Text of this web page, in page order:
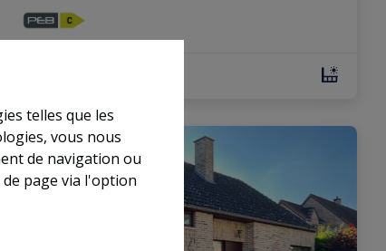
telles que les
vous nous
de navigation ou
page via l'option